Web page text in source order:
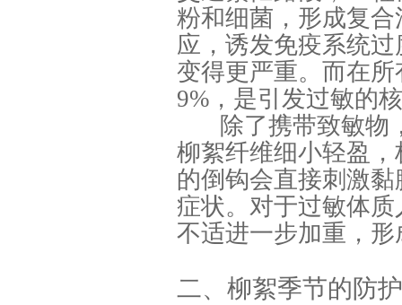
粉和细菌，形成复
应，诱发免疫系统
变得更严重。而在
9%，是引发过敏的
除了携带致敏物
柳絮纤维细小轻盈
的倒钩会直接刺激
症状。对于过敏体
不适进一步加重，
二、柳絮季节的防